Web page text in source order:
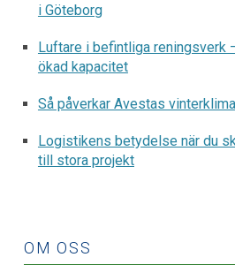
i Göteborg
Luftare i befintliga reningsverk
ökad kapacitet
Så påverkar Avestas
Logistikens betydelse när du
till stora projekt
OM OSS